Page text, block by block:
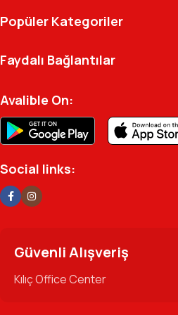
Kılıç Office Center
arşivinizdeki dosyaya kadar
Ofisinizin enerjisini ve
profesyonel kadromuzla
Popüler Kategoriler
Faydalı Bağlantılar
Avalible On:
Social links:
Güvenli Alışveriş
Kılıç Office Center